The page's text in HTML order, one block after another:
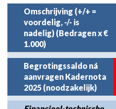
dekkingsbronnen
sluitende
begroting
Toelichting
Omschrijving (+/+ =
voordelig, -/- is
nadelig) (Bedragen x €
1.000)
Begrotingssaldo ná
aanvragen Kadernota
2025 (noodzakelijk)